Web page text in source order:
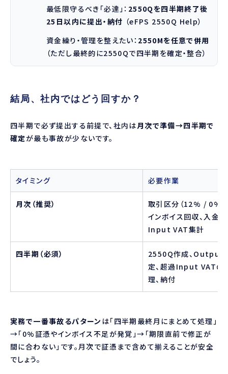
最低限守るべき「必達」： 2550Qを四半期終了後
25日以内に提出・納付 （eFPS 2550Q Help）
資金繰り・管理を整えたい： 2550Mを任意で併用
（ただし最終的に2550Qで四半期を確定・整合）
結局、社内ではどう回すか？
四半期で必ず提出する前提で、社内は月次で準備→四半期で
確定が最も事故が少ないです。
タイミング 必要作業
月次（推奨）
取引区分（12% / 0% /
インボイス回収、入金
Input VAT集計
四半期（必須）
2550Q作成、
定、超過Input VATの
理、納付
実務で一番事故るパターン は「四半期最終月にまとめて処理」
→「0%証憑やインボイス不足が発覚」→「期限直前で修正が
間に合わない」です。月次で証憑まで含めて揃えることが安全
でしょう。